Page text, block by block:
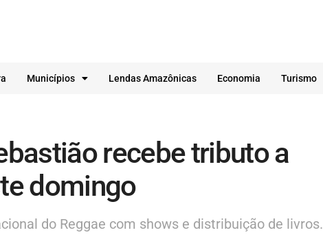
Municípios Lendas Amazônicas Economia Turismo
recebe tributo a
domingo
do Reggae com shows e distribuição de livros.